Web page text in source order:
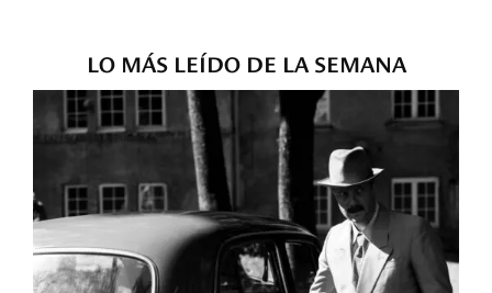
LO MÁS LEÍDO DE LA SEMANA